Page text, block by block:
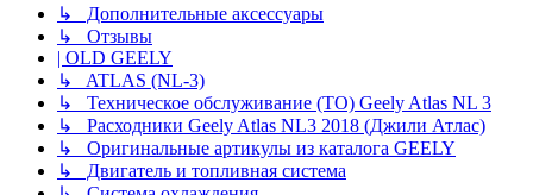
↳ Дополнительные аксессуары
↳ Отзывы
| OLD GEELY
↳ ATLAS (NL-3)
↳ Техническое обслуживание (ТО) Geely Atlas NL 3
↳ Расходники Geely Atlas NL3 2018 (Джили Атлас)
↳ Оригинальные артикулы из каталога GEELY
↳ Двигатель и топливная система